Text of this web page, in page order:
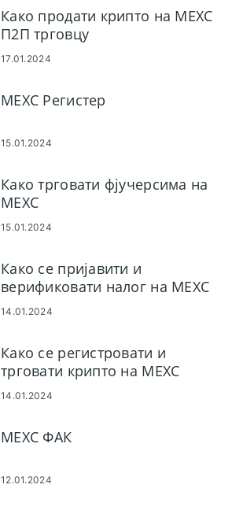
Како продати крипто на MEXC
П2П трговцу
17.01.2024
MEXC Регистер
15.01.2024
Како трговати фјучерсима на
MEXC
15.01.2024
Како се пријавити и
верификовати налог на MEXC
14.01.2024
Како се регистровати и
трговати крипто на MEXC
14.01.2024
MEXC ФАК
12.01.2024